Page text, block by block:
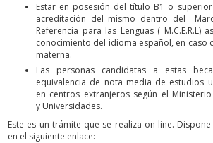
Estar en posesión del título B1 o
acreditación del mismo dentro del
Referencia para las Lenguas ( M.C.E.R.L)
conocimiento del idioma español, en caso
materna.
Las personas candidatas a estas
equivalencia de nota media de estudios
en centros extranjeros según el
y Universidades.
Este es un trámite que se realiza on-line.
en el siguiente enlace: